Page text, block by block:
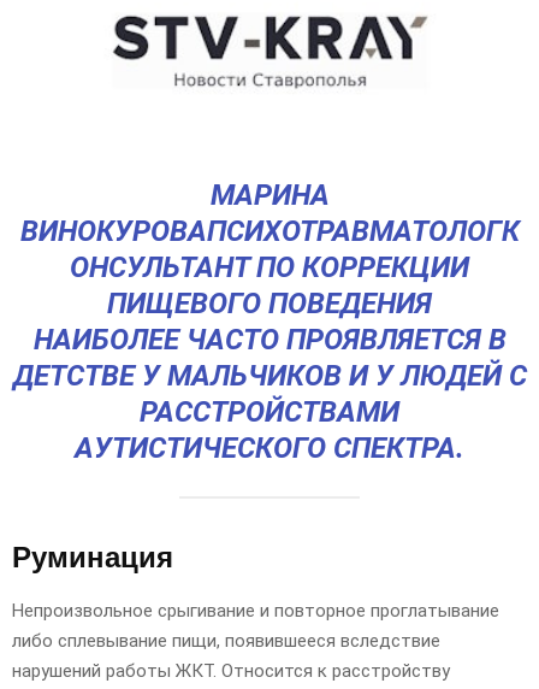
МАРИНА
ВИНОКУРОВАПСИХОТРАВМАТОЛОГК
ОНСУЛЬТАНТ ПО КОРРЕКЦИИ
ПИЩЕВОГО ПОВЕДЕНИЯ
НАИБОЛЕЕ ЧАСТО ПРОЯВЛЯЕТСЯ В
ДЕТСТВЕ У МАЛЬЧИКОВ И У ЛЮДЕЙ С
РАССТРОЙСТВАМИ
АУТИСТИЧЕСКОГО СПЕКТРА.
Руминация
Непроизвольное срыгивание и повторное проглатывание
либо сплевывание пищи, появившееся вследствие
нарушений работы ЖКТ. Относится к расстройству